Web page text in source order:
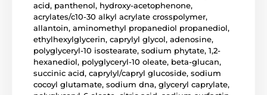
acid, panthenol, hydroxy-acetophenone,
acrylates/c10-30 alkyl acrylate crosspolymer,
allantoin, aminomethyl propanediol propanediol,
ethylhexylglycerin, caprylyl glycol, adenosine,
polyglyceryl-10 isostearate, sodium phytate, 1,2-
hexanediol, polyglyceryl-10 oleate, beta-glucan,
succinic acid, caprylyl/capryl glucoside, sodium
cocoyl glutamate, sodium dna, glyceryl caprylate,